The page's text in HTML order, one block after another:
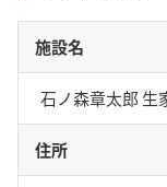
施設名
石ノ森章太郎 生
住所